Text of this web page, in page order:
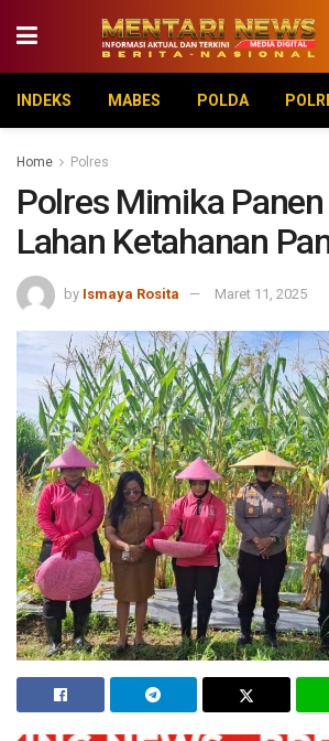
INDEKS MABES POLDA
Home Polres
Polres Mimika
Lahan Ketahanan
by Ismaya Rosita Maret 11, 2025